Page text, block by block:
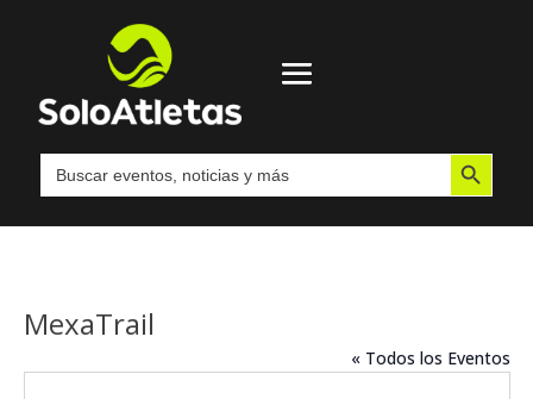
Buscar: Botón de búsqueda
MexaTrail
« Todos los Eventos